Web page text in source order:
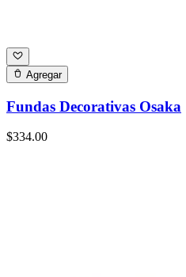
Agregar
Fundas Decorativas Osaka
$334.00